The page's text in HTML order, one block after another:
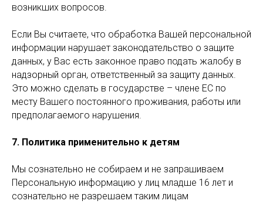
возникших вопросов.
Если Вы считаете, что обработка Вашей персональной
информации нарушает законодательство о защите
данных, у Вас есть законное право подать жалобу в
надзорный орган, ответственный за защиту данных.
Это можно сделать в государстве – члене ЕС по
месту Вашего постоянного проживания, работы или
предполагаемого нарушения.
7. Политика применительно к детям
Мы сознательно не собираем и не запрашиваем
Персональную информацию у лиц младше 16 лет и
сознательно не разрешаем таким лицам